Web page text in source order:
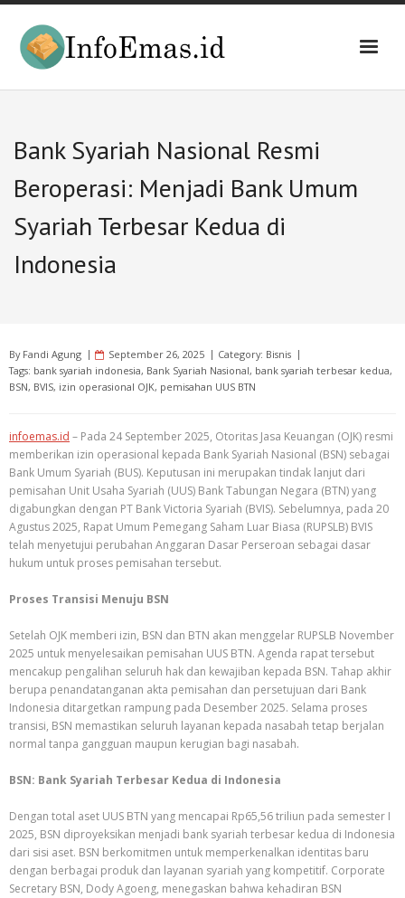
Skip
content
Bank Syariah Nasional Resmi
Beroperasi: Menjadi Bank Umum
Syariah Terbesar Kedua di
Indonesia
By Fandi Agung September 26, 2025 Category: Bisnis
Tags: bank syariah indonesia, Bank Syariah Nasional, bank syariah terbesar kedua,
BSN, BVIS, izin operasional OJK, pemisahan UUS BTN
infoemas.id – Pada 24 September 2025, Otoritas Jasa Keuangan (OJK) resmi
memberikan izin operasional kepada Bank Syariah Nasional (BSN) sebagai
Bank Umum Syariah (BUS). Keputusan ini merupakan tindak lanjut dari
pemisahan Unit Usaha Syariah (UUS) Bank Tabungan Negara (BTN) yang
digabungkan dengan PT Bank Victoria Syariah (BVIS). Sebelumnya, pada 20
Agustus 2025, Rapat Umum Pemegang Saham Luar Biasa (RUPSLB) BVIS
telah menyetujui perubahan Anggaran Dasar Perseroan sebagai dasar
hukum untuk proses pemisahan tersebut.
Proses Transisi Menuju BSN
Setelah OJK memberi izin, BSN dan BTN akan menggelar RUPSLB November
2025 untuk menyelesaikan pemisahan UUS BTN. Agenda rapat tersebut
mencakup pengalihan seluruh hak dan kewajiban kepada BSN. Tahap akhir
berupa penandatanganan akta pemisahan dan persetujuan dari Bank
Indonesia ditargetkan rampung pada Desember 2025. Selama proses
transisi, BSN memastikan seluruh layanan kepada nasabah tetap berjalan
normal tanpa gangguan maupun kerugian bagi nasabah.
BSN: Bank Syariah Terbesar Kedua di Indonesia
Dengan total aset UUS BTN yang mencapai Rp65,56 triliun pada semester I
2025, BSN diproyeksikan menjadi bank syariah terbesar kedua di Indonesia
dari sisi aset. BSN berkomitmen untuk memperkenalkan identitas baru
dengan berbagai produk dan layanan syariah yang kompetitif. Corporate
Secretary BSN, Dody Agoeng, menegaskan bahwa kehadiran BSN